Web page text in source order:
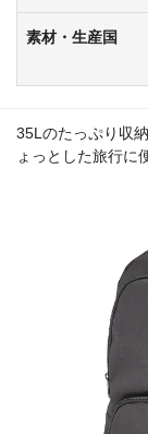
素材・生産国
35Lのたっぷり収
ょっとした旅行に